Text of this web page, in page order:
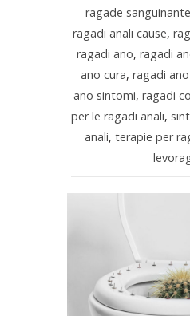
ragade sanguinante
ragadi anali cause,
ragadi ano, ragadi
ano cura,ragadi
ano sintomi,ragadi
per le ragadi anali,
anali, terapie per